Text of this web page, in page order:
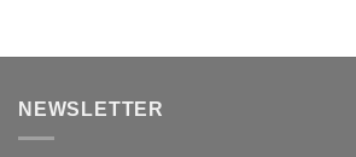
NEWSLETTER